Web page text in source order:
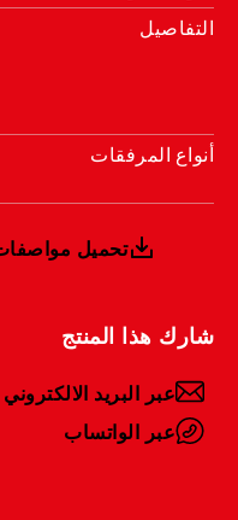
التفاصيل
أنواع المرفقات
تحميل
شارك هذا المنتج
عبر البريد الالكتروني
عبر الواتساب